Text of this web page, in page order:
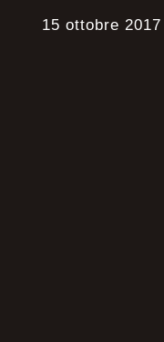
15 ottobre 2017